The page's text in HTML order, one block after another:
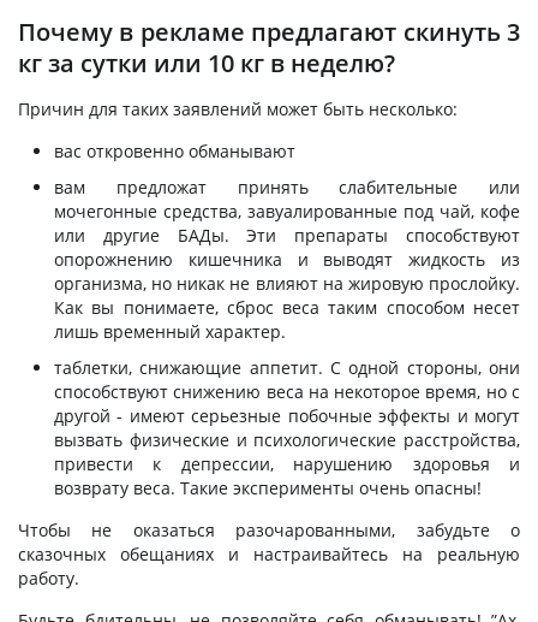
Почему в рекламе предлагают скинуть 3
кг за сутки или 10 кг в неделю?
Причин для таких заявлений может быть несколько:
вас откровенно обманывают
вам предложат принять слабительные или
мочегонные средства, завуалированные под чай, кофе
или другие БАДы. Эти препараты способствуют
опорожнению кишечника и выводят жидкость из
организма, но никак не влияют на жировую прослойку.
Как вы понимаете, сброс веса таким способом несет
лишь временный характер.
таблетки, снижающие аппетит. С одной стороны, они
способствуют снижению веса на некоторое время, но с
другой - имеют серьезные побочные эффекты и могут
вызвать физические и психологические расстройства,
привести к депрессии, нарушению здоровья и
возврату веса. Такие эксперименты очень опасны!
Чтобы не оказаться разочарованными, забудьте о
сказочных обещаниях и настраивайтесь на реальную
работу.